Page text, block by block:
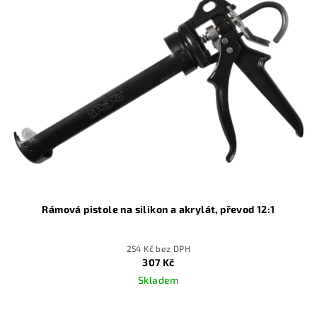
Rámová pistole na silikon a akrylát, převod 12:1
254 Kč bez DPH
307 Kč
Skladem